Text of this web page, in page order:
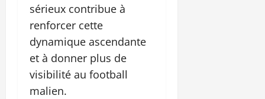
sérieux contribue à
renforcer cette
dynamique ascendante
et à donner plus de
visibilité au football
malien.